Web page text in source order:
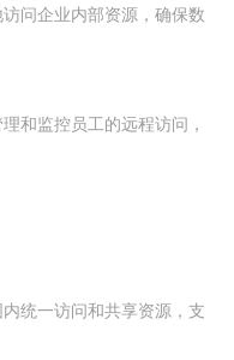
问企业内部资源，确保数
和监控员工的远程访问，
统一访问和共享资源，支